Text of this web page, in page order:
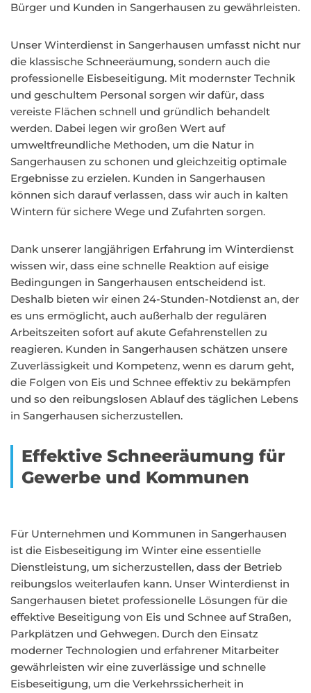
Bürger und Kunden in Sangerhausen zu gewährleisten.
Unser Winterdienst in Sangerhausen umfasst nicht nur
die klassische Schneeräumung, sondern auch die
professionelle Eisbeseitigung. Mit modernster Technik
und geschultem Personal sorgen wir dafür, dass
vereiste Flächen schnell und gründlich behandelt
werden. Dabei legen wir großen Wert auf
umweltfreundliche Methoden, um die Natur in
Sangerhausen zu schonen und gleichzeitig optimale
Ergebnisse zu erzielen. Kunden in Sangerhausen
können sich darauf verlassen, dass wir auch in kalten
Wintern für sichere Wege und Zufahrten sorgen.
Dank unserer langjährigen Erfahrung im Winterdienst
wissen wir, dass eine schnelle Reaktion auf eisige
Bedingungen in Sangerhausen entscheidend ist.
Deshalb bieten wir einen 24-Stunden-Notdienst an, der
es uns ermöglicht, auch außerhalb der regulären
Arbeitszeiten sofort auf akute Gefahrenstellen zu
reagieren. Kunden in Sangerhausen schätzen unsere
Zuverlässigkeit und Kompetenz, wenn es darum geht,
die Folgen von Eis und Schnee effektiv zu bekämpfen
und so den reibungslosen Ablauf des täglichen Lebens
in Sangerhausen sicherzustellen.
Effektive Schneeräumung für
Gewerbe und Kommunen
Für Unternehmen und Kommunen in Sangerhausen
ist die Eisbeseitigung im Winter eine essentielle
Dienstleistung, um sicherzustellen, dass der Betrieb
reibungslos weiterlaufen kann. Unser Winterdienst in
Sangerhausen bietet professionelle Lösungen für die
effektive Beseitigung von Eis und Schnee auf Straßen,
Parkplätzen und Gehwegen. Durch den Einsatz
moderner Technologien und erfahrener Mitarbeiter
gewährleisten wir eine zuverlässige und schnelle
Eisbeseitigung, um die Verkehrssicherheit in